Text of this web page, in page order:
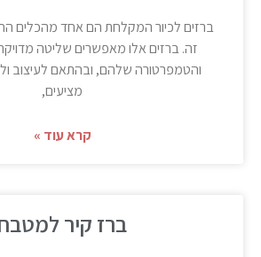
ברזים לכיור המקלחת הם אחד מהכלים
זה. ברזים אלו מאפשרים שליטה מדויקת
והטמפרטורה שלהם, ובהתאם לעיצוב
מציעים,
קרא עוד »
ברז קיר למטבח